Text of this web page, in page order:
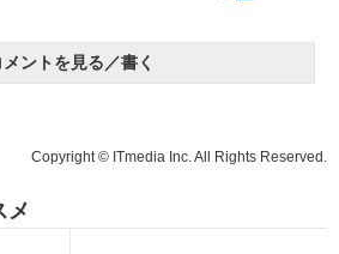
メントを見る／書く
Copyright © ITmedia Inc. All Rights Reserved.
メ